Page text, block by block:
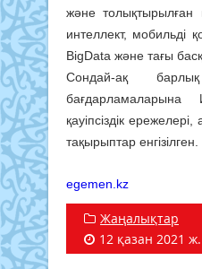
және
интеллект, мобильді
BigData және тағы
Сондай-ақ
бағдарламаларына
қауіпсіздік
тақырыптар енгізілген.
egemen.kz
Жаңалықтар
12 қазан 2021 ж.